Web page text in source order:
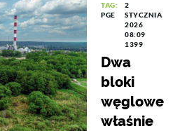
TAG:
PGE
2
STYCZNIA
2026
08:09
1399
Dwa
bloki
węglowe
właśnie